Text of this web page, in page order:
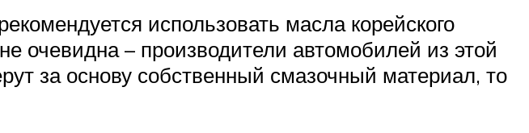
использовать масла корейского
очевидна – производители автомобилей из этой
за основу собственный смазочный материал, то